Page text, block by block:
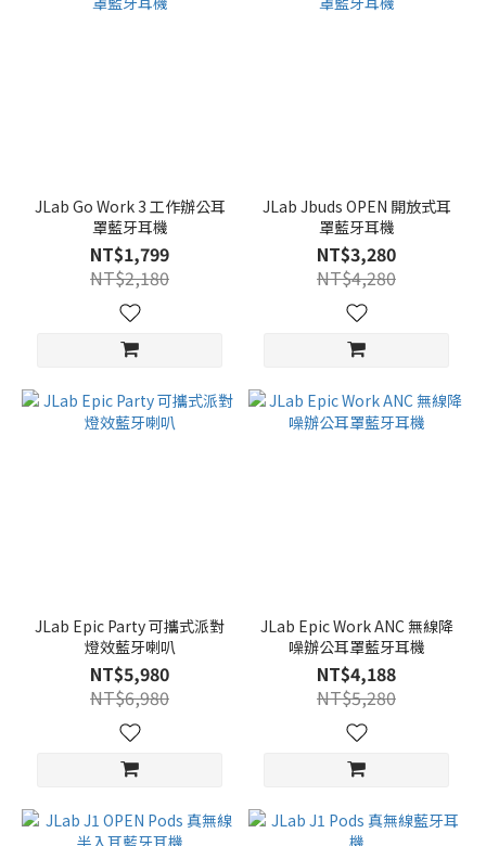
JLab Go Work 3 工作辦公耳
罩藍牙耳機
NT$1,799
NT$2,180
JLab Jbuds OPEN 開放式耳
罩藍牙耳機
NT$3,280
NT$4,280
JLab Epic Party 可攜式派對
燈效藍牙喇叭
NT$5,980
NT$6,980
JLab Epic Work ANC 無線降
噪辦公耳罩藍牙耳機
NT$4,188
NT$5,280